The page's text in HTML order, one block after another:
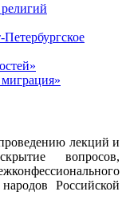
лекций и
вопросов,
Российской